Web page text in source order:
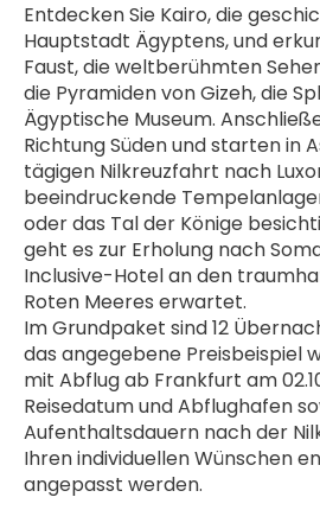
Entdecken Sie Kairo, die
Hauptstadt Ägyptens, und
Faust, die weltberühmten
die Pyramiden von Gizeh, die
Ägyptische Museum.
Richtung Süden und starten in
tägigen Nilkreuzfahrt nach
beeindruckende
oder das Tal der Könige
geht es zur Erholung nach
Inclusive-Hotel an den
Roten Meeres erwartet.
Im Grundpaket sind 12
das angegebene Preisbeispiel
mit Abflug ab Frankfurt am
Reisedatum und Abflughafen
Aufenthaltsdauern nach der
Ihren individuellen Wünschen
angepasst werden.